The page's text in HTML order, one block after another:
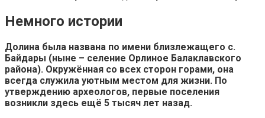
Немного истории
Долина была названа по имени близлежащего с.
Байдары (ныне – селение Орлиное Балаклавского
района). Окружённая со всех сторон горами, она
всегда служила уютным местом для жизни. По
утверждению археологов, первые поселения
возникли здесь ещё 5 тысяч лет назад.